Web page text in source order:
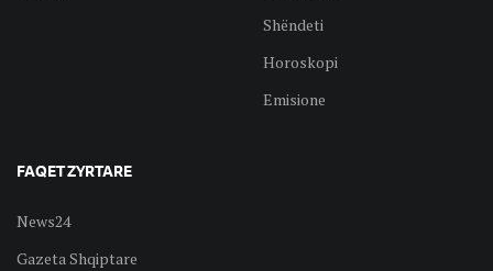
Shëndeti
Horoskopi
Emisione
FAQET ZYRTARE
News24
Gazeta Shqiptare